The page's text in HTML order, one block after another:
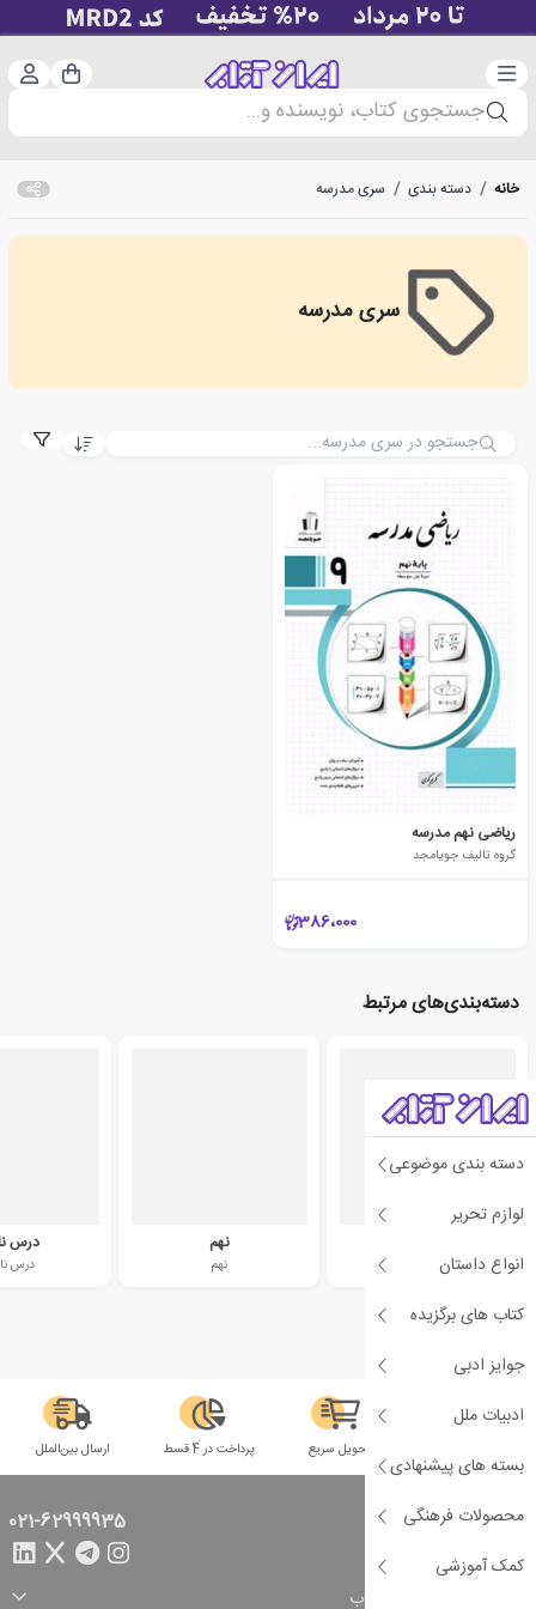
دسته‌بندی سبد
جستجوی کتاب، نویسنده و...
دسته بندی موضوعی
لوازم تحریر
انواع داستان
کتاب های برگزیده
جوایز ادبی
ادبیات ملل
بسته های پیشنهادی
محصولات فرهنگی
کمک آموزشی
خانه / دسته بندی / سری مدرسه
سری مدرسه
سری مدرسه
ریاضی نهم مدرسه
گروه تالیف جویامجد
386،000
دسته‌بندی‌های مرتبط
First high school
نهم
نهم
درس
درس
تحویل سریع پرداخت در 4 قسط ارسال بین‌الملل
تماس با ما 021-62999935
راهنمای خرید از ایران کتاب